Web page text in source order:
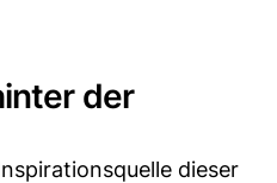
der
dieser